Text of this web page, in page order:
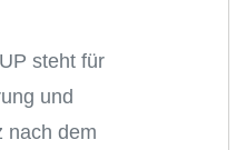
steht für
und
nach dem